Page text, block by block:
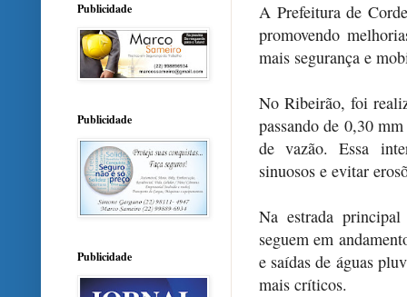
A Prefeitura de
promovendo
mais segurança e
No Ribeirão, foi
passando de 0,30
de vazão. Essa
sinuosos e evitar
Na estrada
seguem em
e saídas de águas
mais críticos.
Publicidade
Publicidade
Publicidade